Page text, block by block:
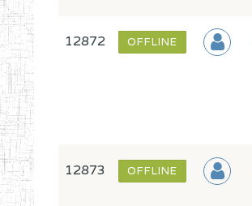
12872 OFFLINE
12873 OFFLINE